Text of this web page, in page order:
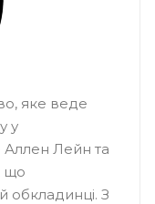
яке веде
у
Аллен Лейн та
що
обкладинці. З